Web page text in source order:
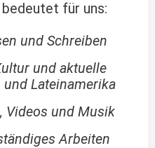
für uns:
und Schreiben
und aktuelle
und Lateinamerika
Videos und Musik
Arbeiten